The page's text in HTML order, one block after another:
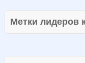
Метки